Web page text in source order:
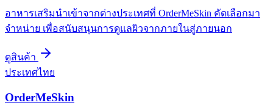
อาหารเสริมนำเข้าจากต่างประเทศที่ OrderMeSkin คัดเลือกมา
จำหน่าย เพื่อสนับสนุนการดูแลผิวจากภายในสู่ภายนอก
ดูสินค้า
ประเทศไทย
OrderMeSkin